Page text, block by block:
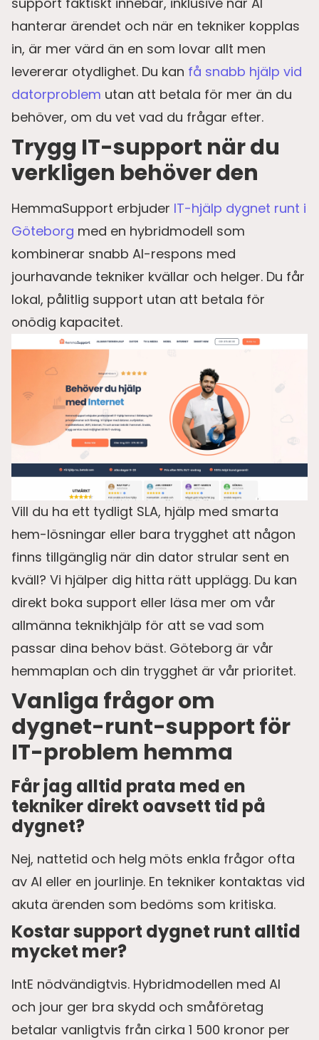
hanterar ärendet och när en tekniker kopplas
in, är mer värd än en som lovar allt men
levererar otydlighet. Du kan få snabb hjälp vid
datorproblem utan att betala för mer än du
behöver, om du vet vad du frågar efter.
Trygg IT-support när du
verkligen behöver den
HemmaSupport erbjuder IT-hjälp dygnet runt i
Göteborg med en hybridmodell som
kombinerar snabb AI-respons med
jourhavande tekniker kvällar och helger. Du får
lokal, pålitlig support utan att betala för
onödig kapacitet.
Vill du ha ett tydligt SLA, hjälp med smarta
hem-lösningar eller bara trygghet att någon
finns tillgänglig när din dator strular sent en
kväll? Vi hjälper dig hitta rätt upplägg. Du kan
direkt boka support eller läsa mer om vår
allmänna teknikhjälp för att se vad som
passar dina behov bäst. Göteborg är vår
hemmaplan och din trygghet är vår prioritet.
Vanliga frågor om
dygnet-runt-support för
IT-problem hemma
Får jag alltid prata med en
tekniker direkt oavsett tid på
dygnet?
Nej, nattetid och helg möts enkla frågor ofta
av AI eller en jourlinje. En tekniker kontaktas vid
akuta ärenden som bedöms som kritiska.
Kostar support dygnet runt alltid
mycket mer?
IntE nödvändigtvis. Hybridmodellen med AI
och jour ger bra skydd och småföretag
betalar vanligtvis från cirka 1 500 kronor per